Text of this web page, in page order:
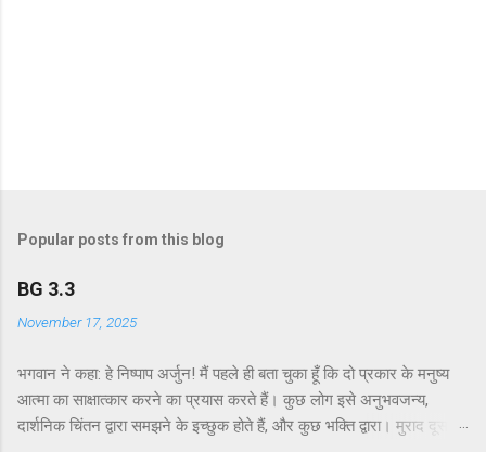
Popular posts from this blog
BG 3.3
November 17, 2025
भगवान ने कहा: हे निष्पाप अर्जुन! मैं पहले ही बता चुका हूँ कि दो प्रकार के मनुष्य
आत्मा का साक्षात्कार करने का प्रयास करते हैं। कुछ लोग इसे अनुभवजन्य,
दार्शनिक चिंतन द्वारा समझने के इच्छुक होते हैं, और कुछ भक्ति द्वारा। मुराद दूसरे